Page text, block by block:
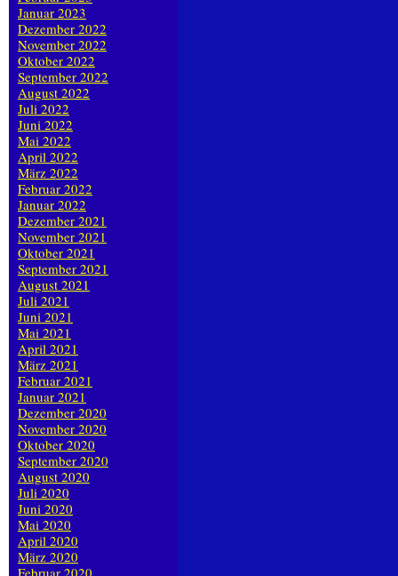
Januar 2023
Dezember 2022
November 2022
Oktober 2022
September 2022
August 2022
Juli 2022
Juni 2022
Mai 2022
April 2022
März 2022
Februar 2022
Januar 2022
Dezember 2021
November 2021
Oktober 2021
September 2021
August 2021
Juli 2021
Juni 2021
Mai 2021
April 2021
März 2021
Februar 2021
Januar 2021
Dezember 2020
November 2020
Oktober 2020
September 2020
August 2020
Juli 2020
Juni 2020
Mai 2020
April 2020
März 2020
Februar 2020